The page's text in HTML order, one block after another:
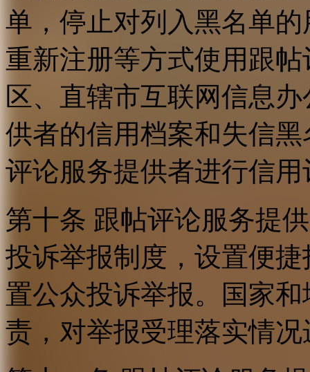
单，停止对列入黑名单
重新注册等方式使用跟
区、直辖市互联网信息
供者的信用档案和失信
评论服务提供者进行信用
第十条 跟帖评论服务提
投诉举报制度，设置便
置公众投诉举报。国家
责，对举报受理落实情